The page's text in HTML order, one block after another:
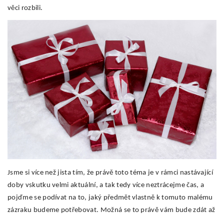
věci rozbili.
Jsme si více než jista tím, že právě toto téma je v rámci nastávající
doby vskutku velmi aktuální, a tak tedy více neztrácejme čas, a
pojďme se podívat na to, jaký předmět vlastně k tomuto malému
zázraku budeme potřebovat. Možná se to právě vám bude zdát až